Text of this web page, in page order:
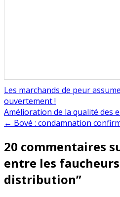
Les marchands de peur
ouvertement !
Navigation
de
l’article
Amélioration de la qualité des
← Bové : condamnation
20 commentaires
entre les
distribution”